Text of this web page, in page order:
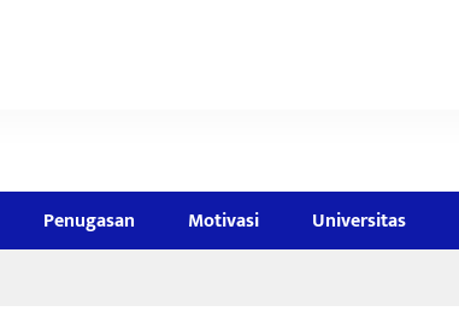
Penugasan Motivasi Universitas